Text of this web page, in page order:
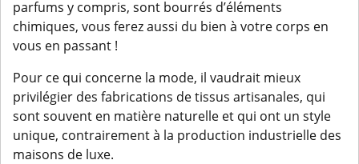
parfums y compris, sont bourrés d’éléments
chimiques, vous ferez aussi du bien à votre corps en
vous en passant !
Pour ce qui concerne la mode, il vaudrait mieux
privilégier des fabrications de tissus artisanales, qui
sont souvent en matière naturelle et qui ont un style
unique, contrairement à la production industrielle des
maisons de luxe.